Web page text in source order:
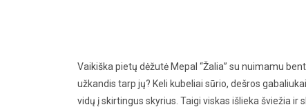
Vaikiška pietų dėžutė Mepal “Žalia” su nuimamu
užkandis tarp jų? Keli kubeliai sūrio, dešros
vidų į skirtingus skyrius. Taigi viskas išlieka šviežia